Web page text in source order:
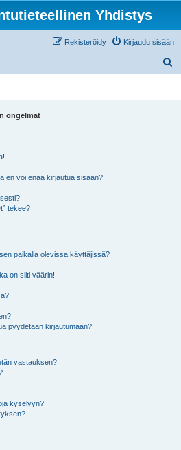
Yhdistys
Kirjaudu sisään
Rekisteröidy
ongelmat
en voi enää kirjautua sisään?!
tekee?
paikalla olevissa käyttäjissä?
on silti väärin!
pyydetään kirjautumaan?
vastauksen?
kyselyyn?